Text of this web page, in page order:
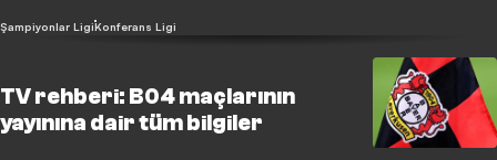
Şampiyonlar LigiKonferans Ligi
TV rehberi: B04 maçlarının
yayınına dair tüm bilgiler